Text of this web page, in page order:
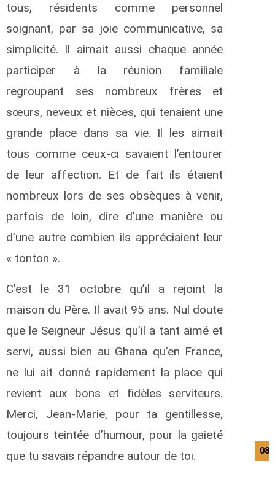
tous, résidents comme personnel
soignant, par sa joie communicative, sa
simplicité. Il aimait aussi chaque année
participer à la réunion familiale
regroupant ses nombreux frères et
sœurs, neveux et nièces, qui tenaient une
grande place dans sa vie. Il les aimait
tous comme ceux-ci savaient l’entourer
de leur affection. Et de fait ils étaient
nombreux lors de ses obsèques à venir,
parfois de loin, dire d’une manière ou
d’une autre combien ils appréciaient leur
« tonton ».
C’est le 31 octobre qu’il a rejoint la
maison du Père. Il avait 95 ans. Nul doute
que le Seigneur Jésus qu’il a tant aimé et
servi, aussi bien au Ghana qu’en France,
ne lui ait donné rapidement la place qui
revient aux bons et fidèles serviteurs.
Merci, Jean-Marie, pour ta gentillesse,
toujours teintée d’humour, pour la gaieté
que tu savais répandre autour de toi.
08/